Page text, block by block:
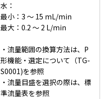
水：
最小：3 ～ 15 mL/min
最大：0.2 ～ 2 L/min
・流量範囲の換算方法は、P
形機能・選定について（TG-
S0001)を参照
・流量目盛を選択の際は、標
準流量表を参照